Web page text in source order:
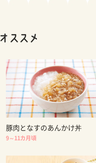
豚肉となすのあんかけ丼
9～11カ月頃